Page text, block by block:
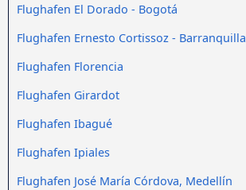
Flughafen El Dorado - Bogotá
Flughafen Ernesto Cortissoz - Barranquilla
Flughafen Florencia
Flughafen Girardot
Flughafen Ibagué
Flughafen Ipiales
Flughafen José María Córdova, Medellín